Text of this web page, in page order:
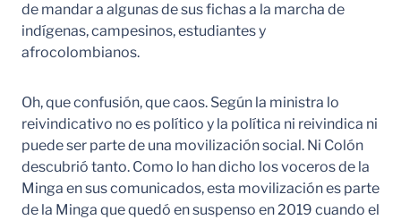
de mandar a algunas de sus fichas a la marcha de
indígenas, campesinos, estudiantes y
afrocolombianos.
Oh, que confusión, que caos. Según la ministra lo
reivindicativo no es político y la política ni reivindica ni
puede ser parte de una movilización social. Ni Colón
descubrió tanto. Como lo han dicho los voceros de la
Minga en sus comunicados, esta movilización es parte
de la Minga que quedó en suspenso en 2019 cuando el